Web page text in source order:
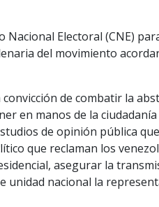
Electoral (CNE)
del movimiento
de combatir la
en manos de la ciudadanía
de opinión pública que
que reclaman los
asegurar la
unidad nacional la